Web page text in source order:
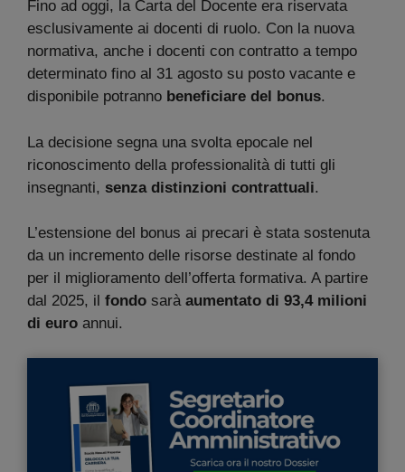
Fino ad oggi, la Carta del Docente era riservata
esclusivamente ai docenti di ruolo. Con la nuova
normativa, anche i docenti con contratto a tempo
determinato fino al 31 agosto su posto vacante e
disponibile potranno beneficiare del bonus.
La decisione segna una svolta epocale nel
riconoscimento della professionalità di tutti gli
insegnanti, senza distinzioni contrattuali.
L’estensione del bonus ai precari è stata sostenuta
da un incremento delle risorse destinate al fondo
per il miglioramento dell’offerta formativa. A partire
dal 2025, il fondo sarà aumentato di 93,4 milioni
di euro annui.